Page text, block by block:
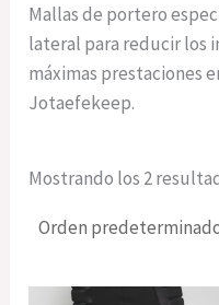
Mallas de portero
lateral para reducir los
máximas prestaciones
Jotaefekeep.
Mostrando los 2